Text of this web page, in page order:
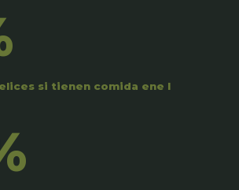
si tienen comida ene l